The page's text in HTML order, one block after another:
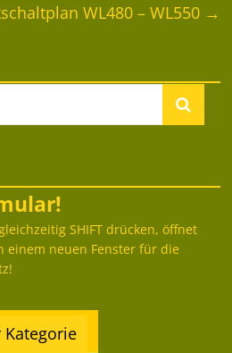
WL480 – WL550 →
SHIFT drücken, öffnet
einem neuen Fenster für die